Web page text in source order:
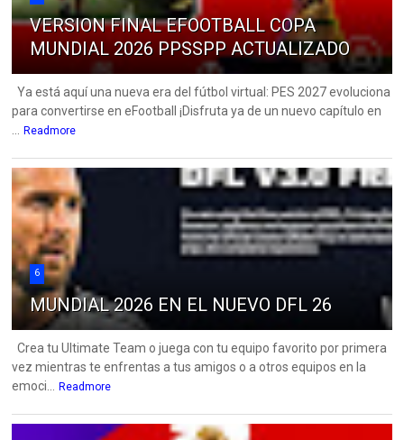
VERSION FINAL EFOOTBALL COPA
MUNDIAL 2026 PPSSPP ACTUALIZADO
Ya está aquí una nueva era del fútbol virtual: PES 2027 evoluciona
para convertirse en eFootball ¡Disfruta ya de un nuevo capítulo en
... Readmore
6
MUNDIAL 2026 EN EL NUEVO DFL 26
Crea tu Ultimate Team o juega con tu equipo favorito por primera
vez mientras te enfrentas a tus amigos o a otros equipos en la
emoci... Readmore